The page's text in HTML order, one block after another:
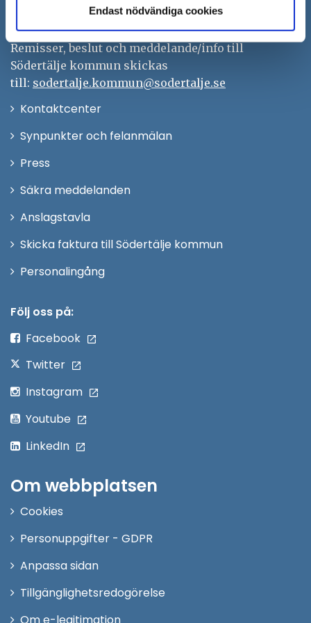
Endast nödvändiga cookies
kontaktcenter@sodertalje.se
Org.nr. 212000–0159
Remisser, beslut och meddelande/info till
Södertälje kommun skickas
till: sodertalje.kommun@sodertalje.se
KontaktcenterÖppna
Synpunkter och felanmälan
Press
fönster
Säkra meddelanden
Anslagstavla
Skicka faktura till Södertälje kommun
PersonalingångÖppna
Följ oss på:
Facebook
Twitter
Instagram
Youtube
LinkedIn
Om webbplatsen
Cookies
Personuppgifter - GDPR
Anpassa sidan
Tillgänglighetsredogörelse